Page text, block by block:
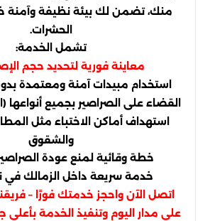
منك، تضمن لك بيئة نظيفة وآمنة
الحشرات.
تشمل الخدمة:
معاينة فورية لتحديد حجم
استخدام مبيدات آمنة ومعتمدة
القضاء على الصراصير بجميع أنواعها
استهداف أماكن الاختباء مثل
والشقوق
خطة وقائية لمنع عودة
خدمة سريعة داخل الزمالك في
اتصل الآن واحجز خدمتك فورًا –
على مدار اليوم وتنفيذ الخدمة